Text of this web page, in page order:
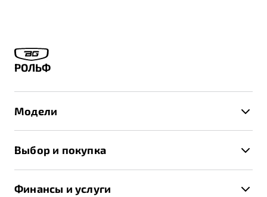
РОЛЬФ
Модели
X70
Выбор и покупка
Финансы и услуги